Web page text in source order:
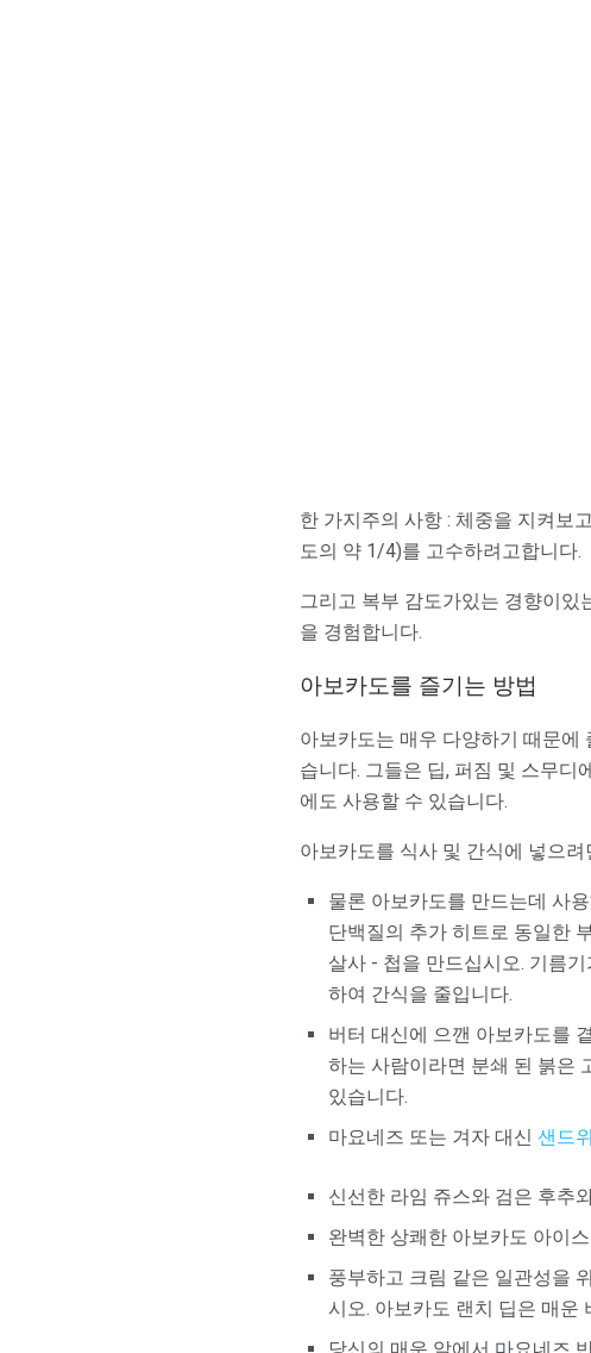
한 가지주의 사항 : 체중을 지켜보
도의 약 1/4)를 고수하려고합니다.
그리고 복부 감도가있는 경향이있
을 경험합니다.
아보카도를 즐기는 방법
아보카도는 매우 다양하기 때문에
습니다. 그들은 딥, 퍼짐 및 스무디
에도 사용할 수 있습니다.
아보카도를 식사 및 간식에 넣으
물론 아보카도를 만드는데 사
단백질의 추가 히트로 동일한
살사 - 첩을 만드십시오. 기름
하여 간식을 줄입니다.
버터 대신에 으깬 아보카도를
하는 사람이라면 분쇄 된 붉은
있습니다.
마요네즈 또는 겨자 대신 샌드
신선한 라임 쥬스와 검은 후추
완벽한 상쾌한 아보카도 아이
풍부하고 크림 같은 일관성을
시오. 아보카도 랜치 딥은 매운